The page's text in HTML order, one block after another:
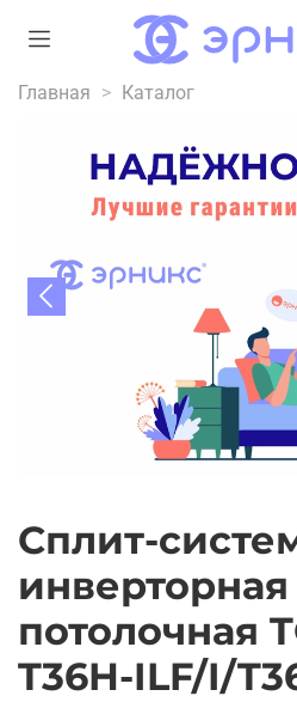
Главная Каталог
Сплит-
потолочная
T36H-ILF/I/